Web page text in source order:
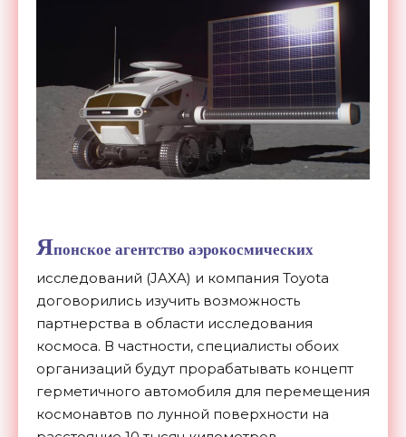
Японское агентство аэрокосмических
исследований (JAXA) и компания Toyota
договорились изучить возможность
партнерства в области исследования
космоса. В частности, специалисты обоих
организаций будут прорабатывать концепт
герметичного автомобиля для перемещения
космонавтов по лунной поверхности на